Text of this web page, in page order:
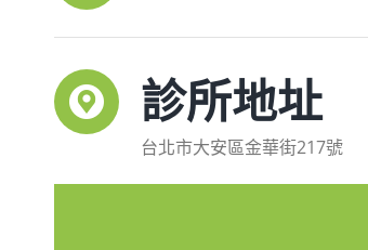
診所地址
台北市大安區金華街217號